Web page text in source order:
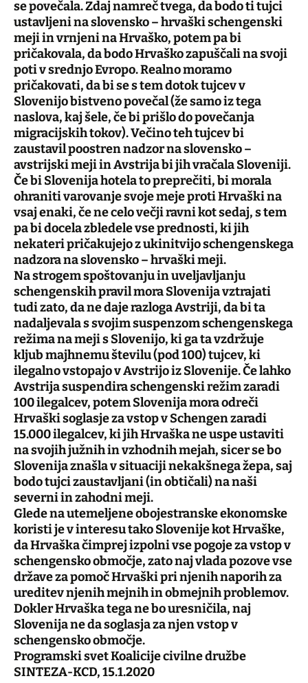
se povečala. Zdaj namreč tvega, da bodo ti tujci
ustavljeni na slovensko – hrvaški schengenski
meji in vrnjeni na Hrvaško, potem pa bi
pričakovala, da bodo Hrvaško zapuščali na svoji
poti v srednjo Evropo. Realno moramo
pričakovati, da bi se s tem dotok tujcev v
Slovenijo bistveno povečal (že samo iz tega
naslova, kaj šele, če bi prišlo do povečanja
migracijskih tokov). Večino teh tujcev bi
zaustavil poostren nadzor na slovensko –
avstrijski meji in Avstrija bi jih vračala Sloveniji.
Če bi Slovenija hotela to preprečiti, bi morala
ohraniti varovanje svoje meje proti Hrvaški na
vsaj enaki, če ne celo večji ravni kot sedaj, s tem
pa bi docela zbledele vse prednosti, ki jih
nekateri pričakujejo z ukinitvijo schengenskega
nadzora na slovensko – hrvaški meji.
Na strogem spoštovanju in uveljavljanju
schengenskih pravil mora Slovenija vztrajati
tudi zato, da ne daje razloga Avstriji, da bi ta
nadaljevala s svojim suspenzom schengenskega
režima na meji s Slovenijo, ki ga ta vzdržuje
kljub majhnemu številu (pod 100) tujcev, ki
ilegalno vstopajo v Avstrijo iz Slovenije. Če lahko
Avstrija suspendira schengenski režim zaradi
100 ilegalcev, potem Slovenija mora odreči
Hrvaški soglasje za vstop v Schengen zaradi
15.000 ilegalcev, ki jih Hrvaška ne uspe ustaviti
na svojih južnih in vzhodnih mejah, sicer se bo
Slovenija znašla v situaciji nekakšnega žepa, saj
bodo tujci zaustavljani (in obtičali) na naši
severni in zahodni meji.
Glede na utemeljene obojestranske ekonomske
koristi je v interesu tako Slovenije kot Hrvaške,
da Hrvaška čimprej izpolni vse pogoje za vstop v
schengensko območje, zato naj vlada pozove vse
države za pomoč Hrvaški pri njenih naporih za
ureditev njenih mejnih in obmejnih problemov.
Dokler Hrvaška tega ne bo uresničila, naj
Slovenija ne da soglasja za njen vstop v
schengensko območje.
Programski svet Koalicije civilne družbe
SINTEZA-KCD, 15.1.2020